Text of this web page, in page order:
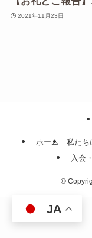
2021年11月23日
ホーム 私たち
入会
©
JA